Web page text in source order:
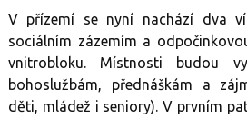
V přízemí se nyní nachází dva
sociálním zázemím a
vnitrobloku. Místnosti budou
bohoslužbám, přednáškám a
děti, mládež i seniory). V prvním